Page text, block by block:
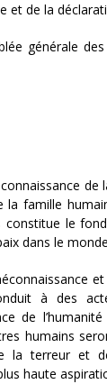
et de la
générale
de
la famille
constitue le
dans le
à des
de
humains
la terreur et
haute